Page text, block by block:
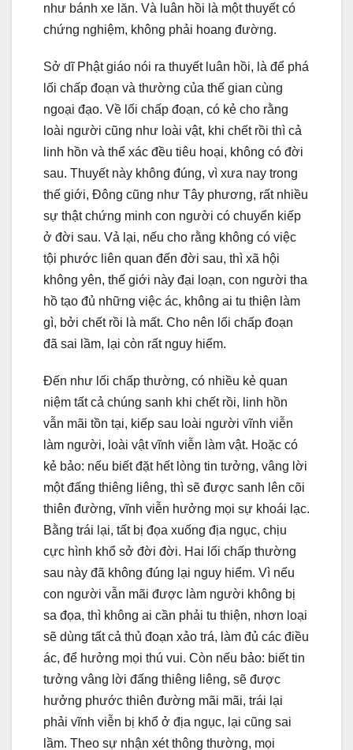
như bánh xe lăn. Và luân hồi là một thuyết có
chứng nghiệm, không phải hoang đường.
Sở dĩ Phật giáo nói ra thuyết luân hồi, là để phá
lối chấp đoạn và thường của thế gian cùng
ngoại đạo. Về lối chấp đoạn, có kẻ cho rằng
loài người cũng như loài vật, khi chết rồi thì cả
linh hồn và thể xác đều tiêu hoại, không có đời
sau. Thuyết này không đúng, vì xưa nay trong
thế giới, Ðông cũng như Tây phương, rất nhiều
sự thật chứng minh con người có chuyển kiếp
ở đời sau. Vả lại, nếu cho rằng không có việc
tội phước liên quan đến đời sau, thì xã hội
không yên, thế giới này đại loạn, con người tha
hồ tạo đủ những việc ác, không ai tu thiện làm
gì, bởi chết rồi là mất. Cho nên lối chấp đoạn
đã sai lầm, lại còn rất nguy hiểm.
Ðến như lối chấp thường, có nhiều kẻ quan
niệm tất cả chúng sanh khi chết rồi, linh hồn
vẫn mãi tồn tại, kiếp sau loài người vĩnh viễn
làm người, loài vật vĩnh viễn làm vật. Hoặc có
kẻ bảo: nếu biết đặt hết lòng tin tưởng, vâng lời
một đấng thiêng liêng, thì sẽ được sanh lên cõi
thiên đường, vĩnh viễn hưởng mọi sự khoái lạc.
Bằng trái lại, tất bị đọa xuống địa ngục, chịu
cực hình khổ sở đời đời. Hai lối chấp thường
sau này đã không đúng lại nguy hiểm. Vì nếu
con người vẫn mãi được làm người không bị
sa đọa, thì không ai cần phải tu thiện, nhơn loại
sẽ dùng tất cả thủ đoạn xảo trá, làm đủ các điều
ác, để hưởng mọi thú vui. Còn nếu bảo: biết tin
tưởng vâng lời đấng thiêng liêng, sẽ được
hưởng phước thiên đường mãi mãi, trái lại
phải vĩnh viễn bị khổ ở địa ngục, lại cũng sai
lầm. Theo sự nhận xét thông thường, mọi